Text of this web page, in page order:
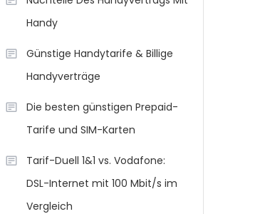
Handy
Günstige Handytarife & Billige
Handyverträge
Die besten günstigen Prepaid-
Tarife und SIM-Karten
Tarif-Duell 1&1 vs. Vodafone:
DSL-Internet mit 100 Mbit/s im
Vergleich